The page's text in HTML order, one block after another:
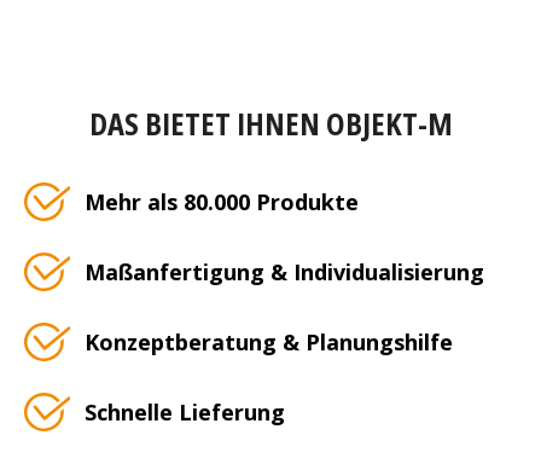
DAS BIETET IHNEN OBJEKT-M
Mehr als 80.000 Produkte
Maßanfertigung & Individualisierung
Konzeptberatung & Planungshilfe
Schnelle Lieferung